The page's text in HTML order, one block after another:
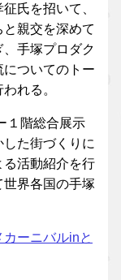
氏を招いて、
親交を深めて
手塚プロダク
ついてのトー
れる。
１階総合展示
た街づくりに
活動紹介を行
界各国の手塚
カーニバルinと